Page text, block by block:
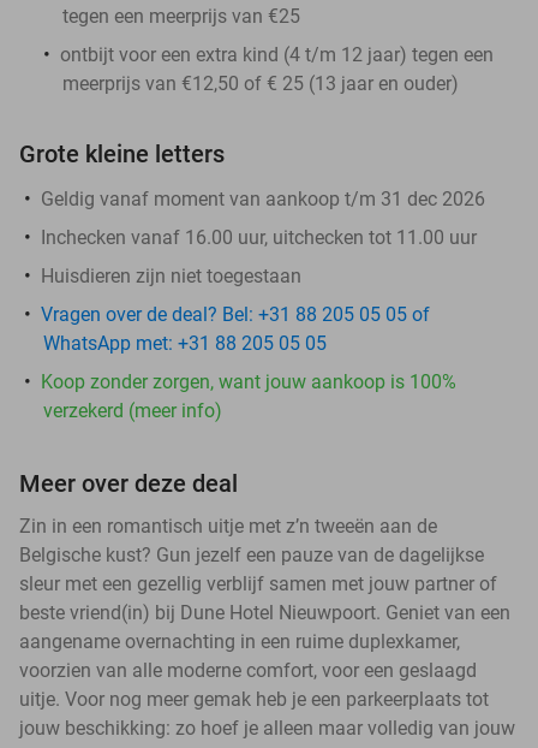
tegen een meerprijs van €25
ontbijt voor een extra kind (4 t/m 12 jaar) tegen een
meerprijs van €12,50 of € 25 (13 jaar en ouder)
Grote kleine letters
Geldig vanaf moment van aankoop t/m 31 dec 2026
Inchecken vanaf 16.00 uur, uitchecken tot 11.00 uur
Huisdieren zijn niet toegestaan
Vragen over de deal? Bel: +31 88 205 05 05 of
WhatsApp met: +31 88 205 05 05
Koop zonder zorgen, want jouw aankoop is 100%
verzekerd (meer info)
Meer over deze deal
Zin in een romantisch uitje met z’n tweeën aan de
Belgische kust? Gun jezelf een pauze van de dagelijkse
sleur met een gezellig verblijf samen met jouw partner of
beste vriend(in) bij Dune Hotel Nieuwpoort. Geniet van een
aangename overnachting in een ruime duplexkamer,
voorzien van alle moderne comfort, voor een geslaagd
uitje. Voor nog meer gemak heb je een parkeerplaats tot
jouw beschikking: zo hoef je alleen maar volledig van jouw